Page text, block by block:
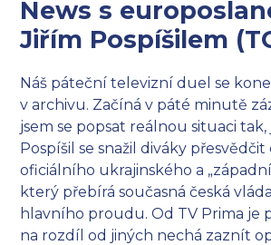
News s
Jiřím Pospíšilem
Náš páteční televizní duel se
v archivu. Začíná v páté minutě
jsem se popsat reálnou situaci tak,
Pospíšil se snažil diváky přesvědčit
oficiálního ukrajinského a
který přebírá současná česká
hlavního proudu. Od TV Prima je
na rozdíl od jiných nechá zaznít